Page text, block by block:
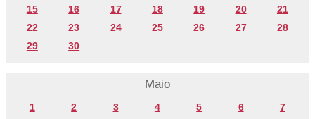
15
16 17 18 19 20
21
22
23 24 25 26 27
28
29
30
Maio
1 2 3 4 5 6
7